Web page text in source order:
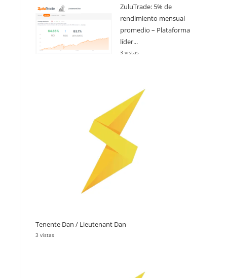
ZuluTrade: 5% de
rendimiento mensual
promedio – Plataforma
líder...
3 vistas
Tenente Dan / Lieutenant Dan
3 vistas